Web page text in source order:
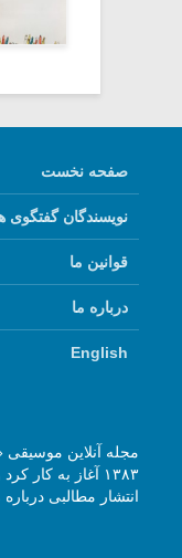
صفحه نخست
نویسندگان گفتگوی
قوانین ما
درباره ما
English
۱۳۸۳ آغاز به
انتشار مطالبی